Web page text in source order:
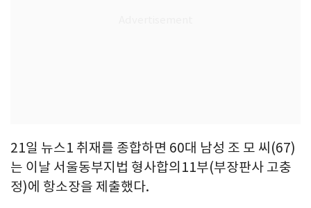
21일 뉴스1 취재를 종합하면 60대 남성 조 모 씨(67)
는 이날 서울동부지법 형사합의11부(부장판사 고충
정)에 항소장을 제출했다.